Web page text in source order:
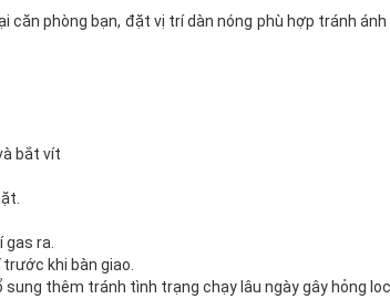
phòng bạn, đặt vị trí dàn nóng phù hợp tránh
bắt vít
ra.
khi bàn giao.
thêm tránh tình trạng chạy lâu ngày gây hỏng